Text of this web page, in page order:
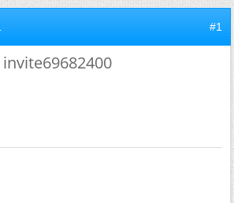
#1
invite69682400